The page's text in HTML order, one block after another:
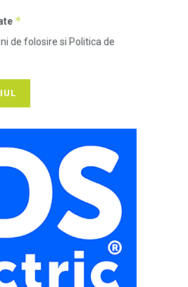
*
de folosire si Politica de